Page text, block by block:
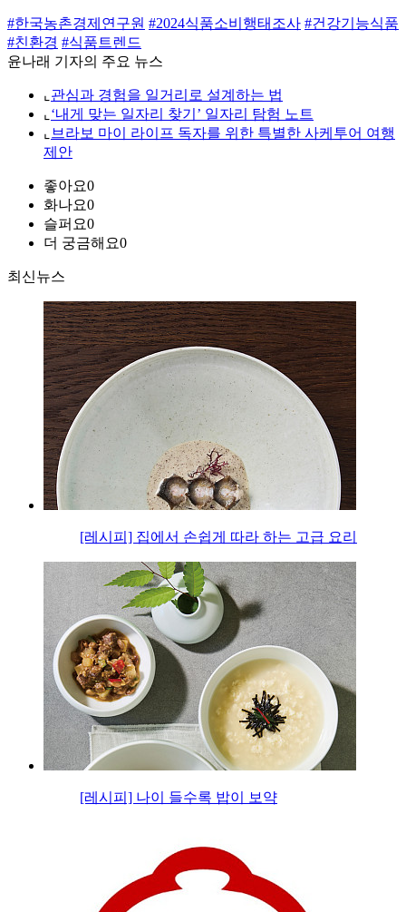
#한국농촌경제연구원 #2024식품소비행태조사 #건강기능식품
#친환경 #식품트렌드
윤나래 기자의 주요 뉴스
⌞ 관심과 경험을 일거리로 설계하는 법
⌞ ‘내게 맞는 일자리 찾기’ 일자리 탐험 노트
⌞ 브라보 마이 라이프 독자를 위한 특별한 사케투어 여행
제안
좋아요0
화나요0
슬퍼요0
더 궁금해요0
최신뉴스
[레시피] 집에서 손쉽게 따라 하는 고급 요리
[레시피] 나이 들수록 밥이 보약